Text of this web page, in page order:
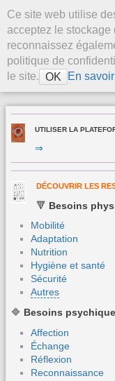
La
UTILISER LA
⇒
DÉCOUVRIR LES
🔻 Besoins
Mobilité
Adaptation
Nutrition
Hygiène et santé
Sécurité
Autres
🔷 Besoins
Affection
Échange
Réflexion
Reconnaissance
Ce site web utilise
acceptez le stockage
reconnaissez
politique de
le site. OK En